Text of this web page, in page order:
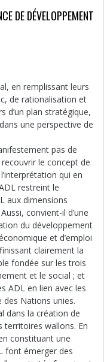
DE DÉVELOPPEMENT
en remplissant leurs
de rationalisation et
d’un plan stratégique,
une perspective de
pas de
le concept de
qui en
restreint le
aux dimensions
convient-il d’une
du développement
et d’emploi
clairement la
fondée sur les trois
et le social ; et
ADL en lien avec les
Nations unies.
dans la création de
territoires wallons. En
constituant une
font émerger des